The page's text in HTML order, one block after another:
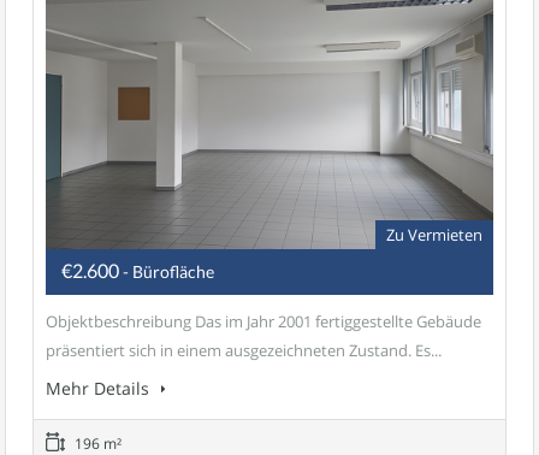
Zu Vermieten
€2.600- Bürofläche
Objektbeschreibung Das im Jahr 2001 fertiggestellte Gebäude
präsentiert sich in einem ausgezeichneten Zustand. Es...
Mehr Details
196 m²